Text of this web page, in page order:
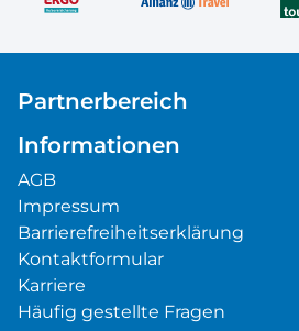
Partnerbereich
Informationen
AGB
Impressum
Barrierefreiheitserklärung
Kontaktformular
Karriere
Häufig gestellte Fragen